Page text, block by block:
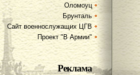
Оломоуц
Брунталь
Сайт военнослужащих ЦГВ
Проект "В Армии"
Реклама